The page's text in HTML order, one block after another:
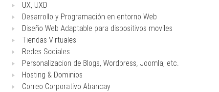
UX, UXD
Desarrollo y Programación en entorno Web
Diseño Web Adaptable para dispositivos moviles
Tiendas Virtuales
Redes Sociales
Personalizacion de Blogs, Wordpress, Joomla, etc.
Hosting & Dominios
Correo Corporativo Abancay